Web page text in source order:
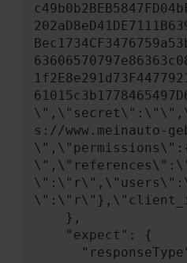
s://www.meinauto-